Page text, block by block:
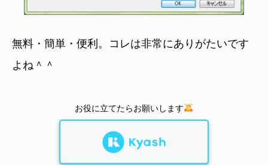
無料・簡単・便利。コレは非常にありがたいです
よね＾＾
お役に立てたらお願いします